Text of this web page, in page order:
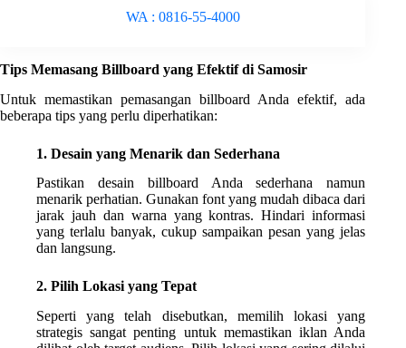
WA : 0816-55-4000
Tips Memasang Billboard yang Efektif di Samosir
Untuk memastikan pemasangan billboard Anda efektif, ada
beberapa tips yang perlu diperhatikan:
1. Desain yang Menarik dan Sederhana
Pastikan desain billboard Anda sederhana namun
menarik perhatian. Gunakan font yang mudah dibaca dari
jarak jauh dan warna yang kontras. Hindari informasi
yang terlalu banyak, cukup sampaikan pesan yang jelas
dan langsung.
2. Pilih Lokasi yang Tepat
Seperti yang telah disebutkan, memilih lokasi yang
strategis sangat penting untuk memastikan iklan Anda